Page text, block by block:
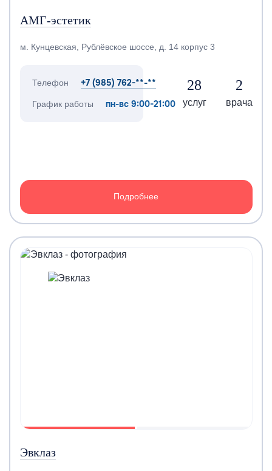
АМГ-эстетик
м. Кунцевская, Рублёвское шоссе, д. 14 корпус 3
Телефон +7 (985) 762-**-**
График работы пн-вс 9:00-21:00
28
услуг
2
врача
Подробнее
Эвклаз